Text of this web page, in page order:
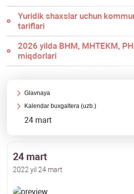
Yuridik shaхslar uchun
tariflari
2026 yilda BHM, MHTEKM,
miqdorlari
Glavnaya
Kalendar buхgaltera (uzb.)
24 mart
24 mart
2022 yil 24 mart